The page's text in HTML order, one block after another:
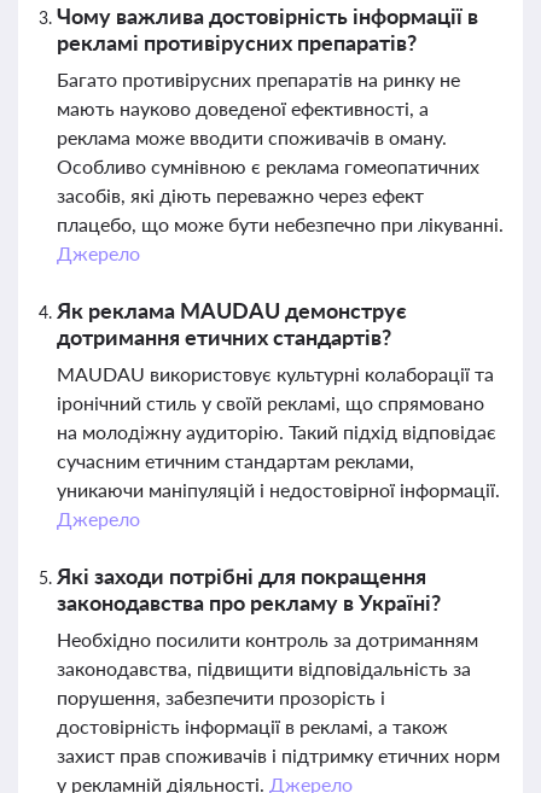
Чому важлива достовірність інформації в
рекламі противірусних препаратів?
Багато противірусних препаратів на ринку не
мають науково доведеної ефективності, а
реклама може вводити споживачів в оману.
Особливо сумнівною є реклама гомеопатичних
засобів, які діють переважно через ефект
плацебо, що може бути небезпечно при лікуванні.
Джерело
Як реклама MAUDAU демонструє
дотримання етичних стандартів?
MAUDAU використовує культурні колаборації та
іронічний стиль у своїй рекламі, що спрямовано
на молодіжну аудиторію. Такий підхід відповідає
сучасним етичним стандартам реклами,
уникаючи маніпуляцій і недостовірної інформації.
Джерело
Які заходи потрібні для покращення
законодавства про рекламу в Україні?
Необхідно посилити контроль за дотриманням
законодавства, підвищити відповідальність за
порушення, забезпечити прозорість і
достовірність інформації в рекламі, а також
захист прав споживачів і підтримку етичних норм
у рекламній діяльності. Джерело